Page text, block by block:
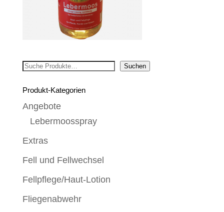
Suchen Suchen
Produkt-Kategorien
Angebote
Lebermoosspray
Extras
Fell und Fellwechsel
Fellpflege/Haut-Lotion
Fliegenabwehr